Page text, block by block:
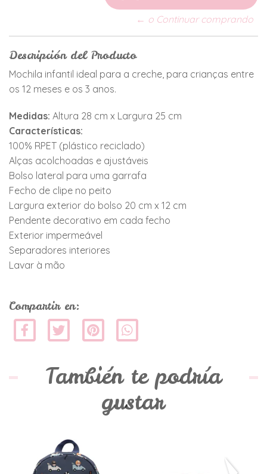
← o Continuar comprando
Descripción del Producto
Mochila infantil ideal para a creche, para crianças entre
os 12 meses e os 3 anos.
Medidas: Altura 28 cm x Largura 25 cm
Características:
100% RPET (plástico reciclado)
Alças acolchoadas e ajustáveis
Bolso lateral para uma garrafa
Fecho de clipe no peito
Largura exterior do bolso 20 cm x 12 cm
Pendente decorativo em cada fecho
Exterior impermeável
Separadores interiores
Lavar à mão
Compartir en:
También te podría
gustar